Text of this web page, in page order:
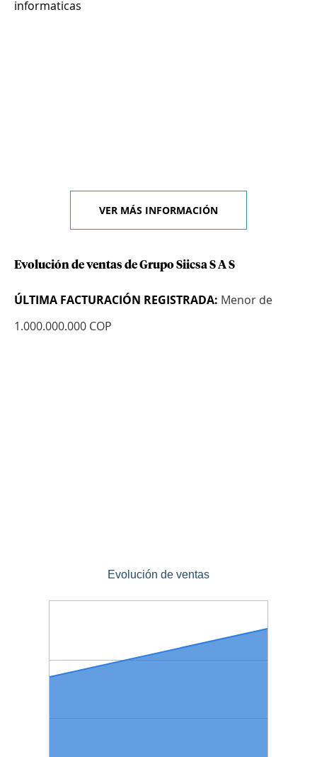
informaticas
VER MÁS INFORMACIÓN
Evolución de ventas de Grupo Siicsa S A S
ÚLTIMA FACTURACIÓN REGISTRADA: Menor de
1.000.000.000 COP
Evolución de ventas